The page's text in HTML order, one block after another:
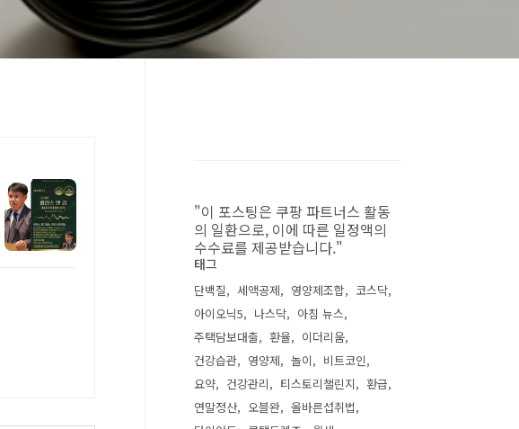
"이 포스팅은 쿠팡 파트너스 활동
의 일환으로, 이에 따른 일정액의
수수료를 제공받습니다."
태그
단백질 세액공제 영양제조합
코스닥
아이오닉5
나스닥
아침 뉴스
주택담보대출
환율
이더리움
건강습관
영양제 놀이
비트코인
요약
건강관리 티스토리챌린지
환급
연말정산
오블완
올바른섭취법